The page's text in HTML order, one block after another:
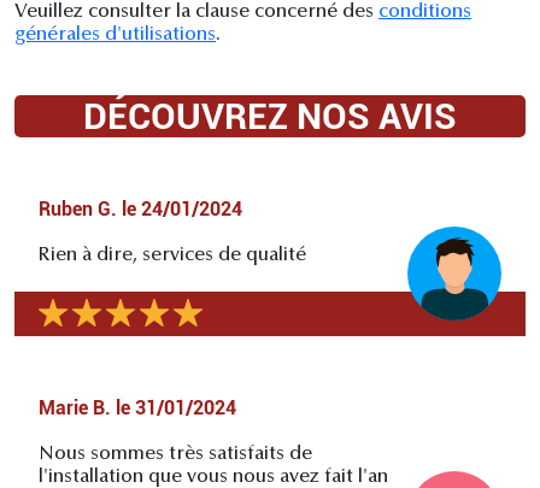
Veuillez consulter la clause concerné des conditions
générales d'utilisations.
DÉCOUVREZ NOS AVIS
Ruben G. le 24/01/2024
Rien à dire, services de qualité
Marie B. le 31/01/2024
Nous sommes très satisfaits de
l'installation que vous nous avez fait l'an